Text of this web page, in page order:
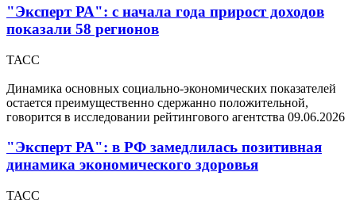
"Эксперт РА": с начала года прирост доходов
показали 58 регионов
ТАСС
Динамика основных социально-экономических показателей
остается преимущественно сдержанно положительной,
говорится в исследовании рейтингового агентства 09.06.2026
"Эксперт РА": в РФ замедлилась позитивная
динамика экономического здоровья
ТАСС